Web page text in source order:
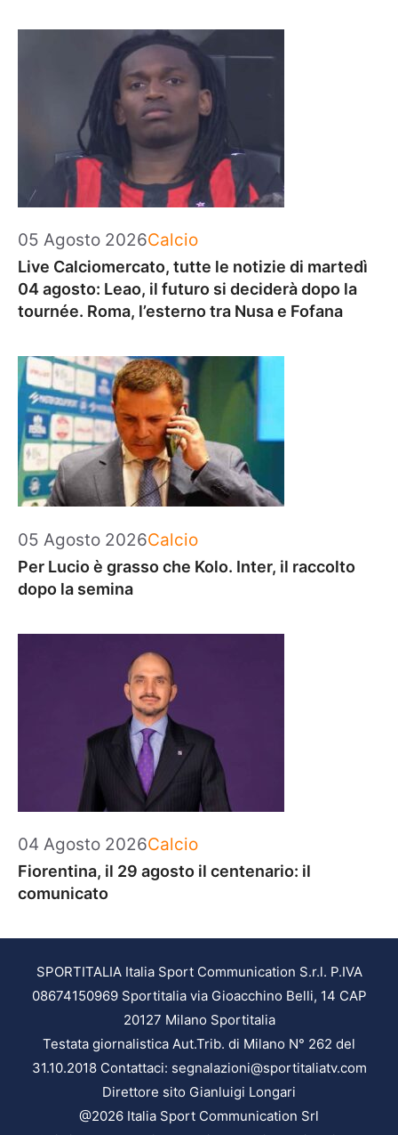
05 Agosto 2026Categorie
Calcio
Live Calciomercato, tutte le notizie di martedì
04 agosto: Leao, il futuro si deciderà dopo la
tournée. Roma, l’esterno tra Nusa e Fofana
05 Agosto 2026Categorie
Calcio
Per Lucio è grasso che Kolo. Inter, il raccolto
dopo la semina
04 Agosto 2026Categorie
Calcio
Fiorentina, il 29 agosto il centenario: il
comunicato
SPORTITALIA Italia Sport Communication S.r.l. P.IVA
08674150969 Sportitalia via Gioacchino Belli, 14 CAP
20127 Milano Sportitalia
Testata giornalistica Aut.Trib. di Milano N° 262 del
31.10.2018 Contattaci: segnalazioni@sportitaliatv.com
Direttore sito Gianluigi Longari
@2026 Italia Sport Communication Srl